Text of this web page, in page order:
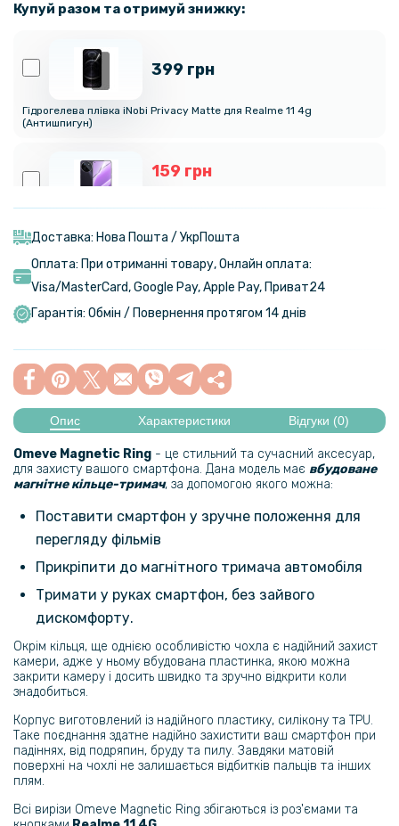
Купуй разом та отримуй знижку:
399 грн
Гідрогелева плівка iNobi Privacy Matte для Realme 11 4g
(Антишпигун)
159 грн
Transparent
159 грн
199 грн
задню панель, Transparent
239 грн
299 грн
Гідрогелева плівка iNobi Matte для Realme 11 4g, Матова
239 грн
299 грн
Гідрогелева плівка iNobi Matte для Realme 11 4g на задню панель,
Матова
288 грн
Чохол - накладка Ricco Phantom Shield для Realme 11 4G із
захистом при падінні
254 грн
299 грн
Шкіряний чохол - накладка X&E для Realme 11 4G з металевою
вставкою
Доставка: Нова Пошта / УкрПошта
Оплата: При отриманні товару, Онлайн оплата:
Visa/MasterСard, Google Pay, Apple Pay, Приват24
Гарантія: Обмін / Повернення протягом 14 днів
Опис Характеристики Відгуки (0)
Omeve Magnetic Ring - це стильний та сучасний аксесуар,
для захисту вашого смартфона. Дана модель має вбудоване
магнітне кільце-тримач, за допомогою якого можна:
Поставити смартфон у зручне положення для
перегляду фільмів
Прикріпити до магнітного тримача автомобіля
Тримати у руках смартфон, без зайвого
дискомфорту.
Окрім кільця, ще однією особливістю чохла є надійний захист
камери, адже у ньому вбудована пластинка, якою можна
закрити камеру і досить швидко та зручно відкрити коли
знадобиться.
Корпус виготовлений із надійного пластику, силікону та TPU.
Таке поєднання здатне надійно захистити ваш смартфон при
падіннях, від подряпин, бруду та пилу. Завдяки матовій
поверхні на чохлі не залишається відбитків пальців та інших
плям.
Всі вирізи Omeve Magnetic Ring збігаються із роз'ємами та